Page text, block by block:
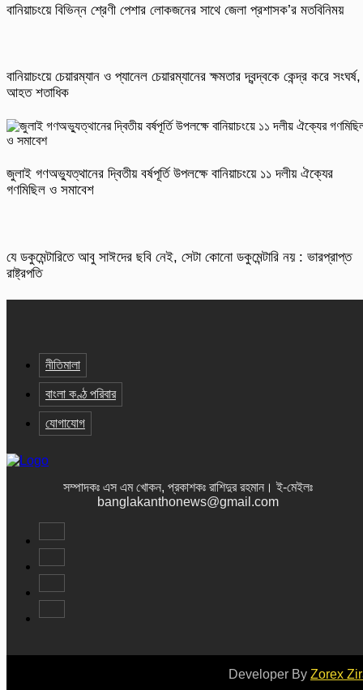
বানিয়াচংয়ে বিভিন্ন শ্রেণী পেশার লোকজনের সাথে জেলা প্রশাসক’র মতবিনিময়
বানিয়াচংয়ে চেয়ারম্যান ও প্যানেল চেয়ারম্যানের ক্ষমতার দ্বন্দ্বকে কেন্দ্র করে সংঘর্ষ,
আহত শতাধিক
জুলাই গণঅভ্যুত্থানের দ্বিতীয় বর্ষপূর্তি উপলক্ষে বানিয়াচংয়ে ১১ দলীয় ঐক্যের
গণমিছিল ও সমাবেশ
যে ডকুমেন্টারিতে আবু সাঈদের ছবি নেই, সেটা কোনো ডকুমেন্টারি নয় : ভারপ্রাপ্ত
রাষ্ট্রপতি
নীতিমালা
বাংলা কণ্ঠ পরিবার
যোগাযোগ
সম্পাদকঃ এস এম খোকন, প্রকাশকঃ রাশিদুর রহমান । ই-মেইলঃ
banglakanthonews@gmail.com
Developer By Zorex